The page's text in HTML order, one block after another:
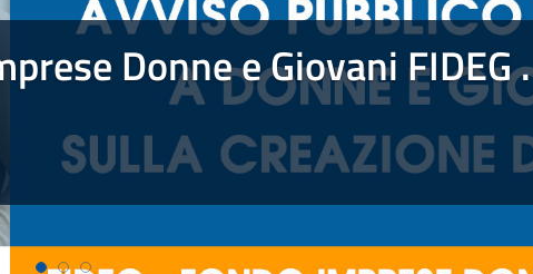
. PROROGA 31 dicembre 2026
Donne e Giovani FIDEG .